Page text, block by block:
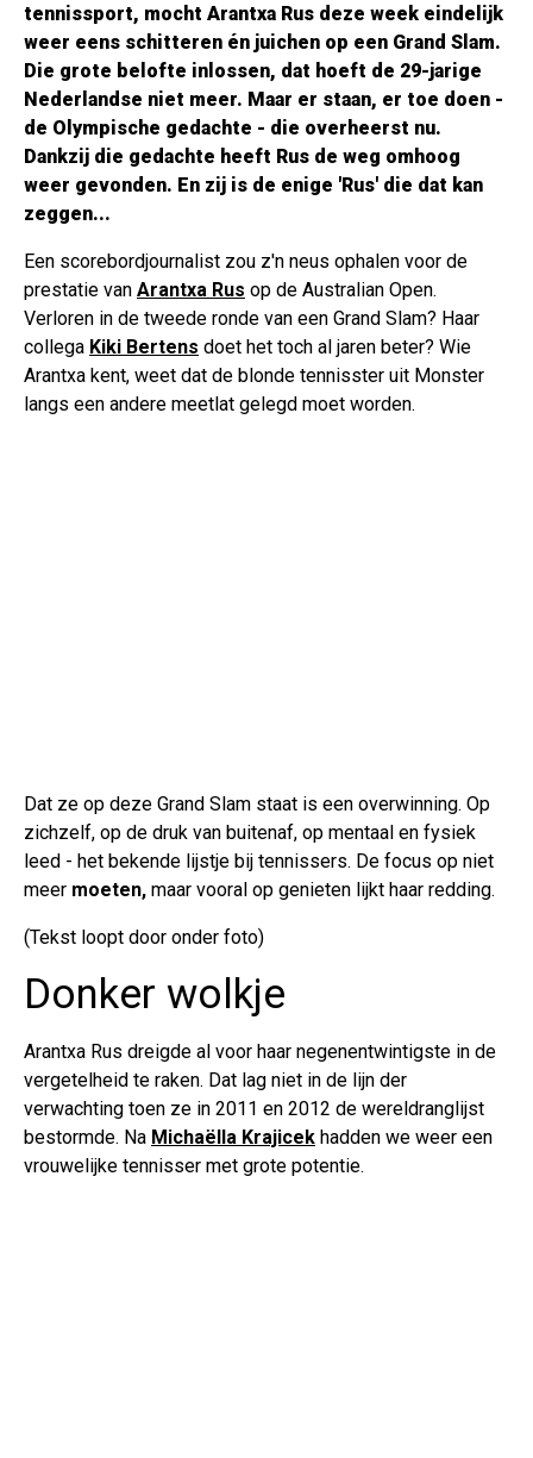
tennissport, mocht Arantxa Rus deze week eindelijk
weer eens schitteren én juichen op een Grand Slam.
Die grote belofte inlossen, dat hoeft de 29-jarige
Nederlandse niet meer. Maar er staan, er toe doen -
de Olympische gedachte - die overheerst nu.
Dankzij die gedachte heeft Rus de weg omhoog
weer gevonden. En zij is de enige 'Rus' die dat kan
zeggen...
Een scorebordjournalist zou z'n neus ophalen voor de
prestatie van Arantxa Rus op de Australian Open.
Verloren in de tweede ronde van een Grand Slam? Haar
collega Kiki Bertens doet het toch al jaren beter? Wie
Arantxa kent, weet dat de blonde tennisster uit Monster
langs een andere meetlat gelegd moet worden.
Dat ze op deze Grand Slam staat is een overwinning. Op
zichzelf, op de druk van buitenaf, op mentaal en fysiek
leed - het bekende lijstje bij tennissers. De focus op niet
meer moeten, maar vooral op genieten lijkt haar redding.
(Tekst loopt door onder foto)
Donker wolkje
Arantxa Rus dreigde al voor haar negenentwintigste in de
vergetelheid te raken. Dat lag niet in de lijn der
verwachting toen ze in 2011 en 2012 de wereldranglijst
bestormde. Na Michaëlla Krajicek hadden we weer een
vrouwelijke tennisser met grote potentie.